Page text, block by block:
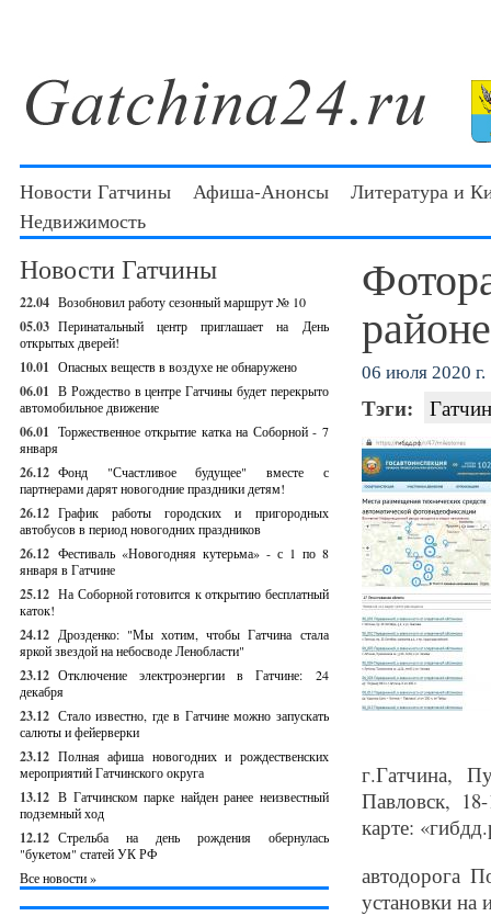
Новости Гатчины Афиша-Анонсы
Литература и
Недвижимость
Новости Гатчины
22.04 Возобновил работу сезонный маршрут № 10
05.03 Перинатальный центр приглашает на День
открытых дверей!
10.01 Опасных веществ в воздухе не обнаружено
06.01 В Рождество в центре Гатчины будет перекрыто
автомобильное движение
06.01 Торжественное открытие катка на Соборной - 7
января
26.12 Фонд "Счастливое будущее" вместе с
партнерами дарят новогодние праздники детям!
26.12 График работы городских и пригородных
автобусов в период новогодних праздников
26.12 Фестиваль «Новогодняя кутерьма» - с 1 по 8
января в Гатчине
25.12 На Соборной готовится к открытию бесплатный
каток!
24.12 Дрозденко: "Мы хотим, чтобы Гатчина стала
яркой звездой на небосводе Ленобласти"
23.12 Отключение электроэнергии в Гатчине: 24
декабря
23.12 Стало известно, где в Гатчине можно запускать
салюты и фейерверки
23.12 Полная афиша новогодних и рождественских
мероприятий Гатчинского округа
13.12 В Гатчинском парке найден ранее неизвестный
подземный ход
12.12 Стрельба на день рождения обернулась
"букетом" статей УК РФ
Все новости »
06 июля 2020 г.
Тэги:
г.Гатчина,
Павловск,
карте:
автодорога
установки на